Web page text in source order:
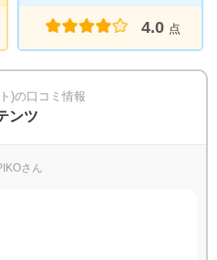
4.0 点
)の口コミ情報
ンツ
さん